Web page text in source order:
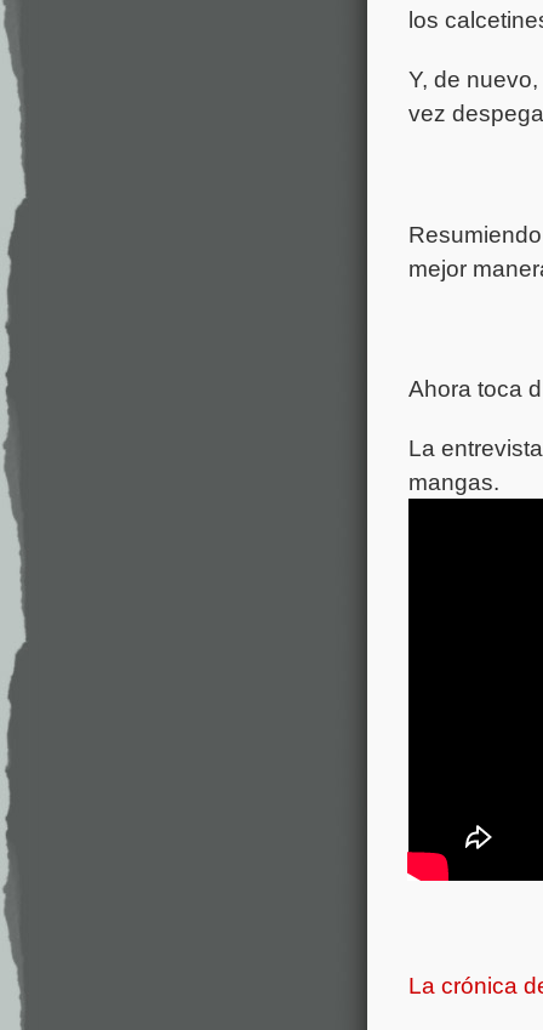
los
Y, de
vez
mejor
Ahora toca
La
mangas.
La crónica